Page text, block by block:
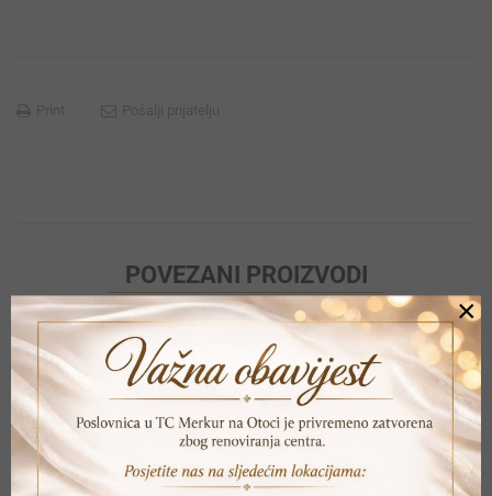
POVEZANI PROIZVODI
×